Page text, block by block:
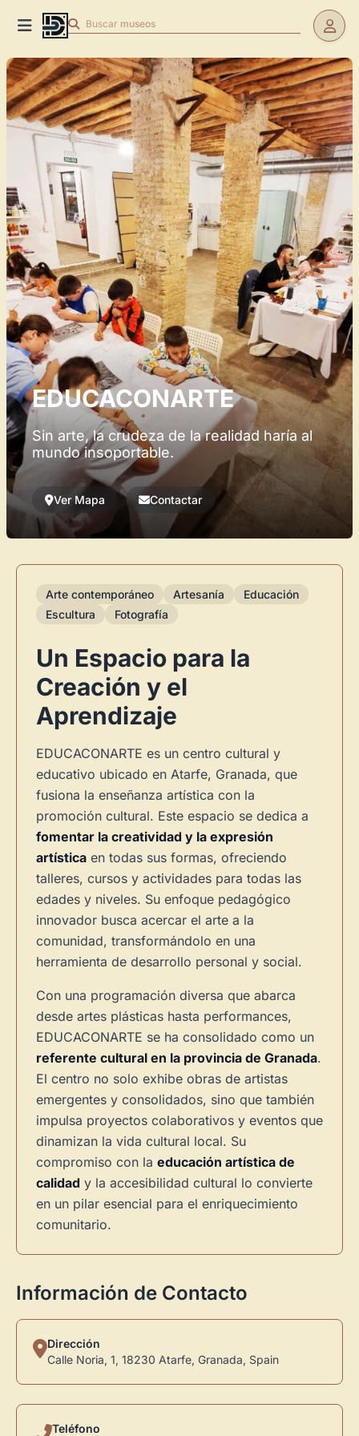
Buscar museos
EDUCACONARTE
Sin arte, la crudeza de la realidad haría al
mundo insoportable.
Ver Mapa Contactar
Arte contemporáneo Artesanía
Educación
Escultura
Fotografía
Un Espacio para la
Creación y el
Aprendizaje
EDUCACONARTE es un centro cultural y
educativo ubicado en Atarfe, Granada, que
fusiona la enseñanza artística con la
promoción cultural. Este espacio se dedica a
fomentar la creatividad y la expresión
artística en todas sus formas, ofreciendo
talleres, cursos y actividades para todas las
edades y niveles. Su enfoque pedagógico
innovador busca acercar el arte a la
comunidad, transformándolo en una
herramienta de desarrollo personal y social.
Con una programación diversa que abarca
desde artes plásticas hasta performances,
EDUCACONARTE se ha consolidado como un
referente cultural en la provincia de Granada.
El centro no solo exhibe obras de artistas
emergentes y consolidados, sino que también
impulsa proyectos colaborativos y eventos que
dinamizan la vida cultural local. Su
compromiso con la educación artística de
calidad y la accesibilidad cultural lo convierte
en un pilar esencial para el enriquecimiento
comunitario.
Información de Contacto
Dirección
Calle Noria, 1, 18230 Atarfe, Granada, Spain
Teléfono